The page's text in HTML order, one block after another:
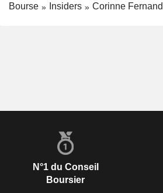
Bourse Insiders Corinne
N°1 du Conseil
Boursier